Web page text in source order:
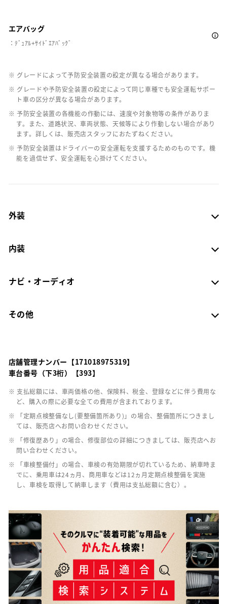
エアバッグ
：ﾃﾞｭｱﾙ+ｻｲﾄﾞｴｱﾊﾞｯｸﾞ
※ グレードによって予防安全装置の設定が異なる場合があります。
※ グレードや予防安全装置の設定によって同じ車種でも安全運転サポー
ト車の区分が異なる場合があります。
※ 予防安全装置の各機能の作動には、速度や対象物等の条件がありま
す。また、道路状況、車両状態、天候等により作動しない場合があり
ます。詳しくは、販売店スタッフにおたずねください。
※ 予防安全装置はドライバーの安全運転を支援するためのものです。機
能を過信せず、安全運転を心掛けてください。
外装
内装
ナビ・オーディオ
その他
店舗管理ナンバー【171018975319】
車台番号（下3桁）【393】
※ 支払総額には、車両価格の他、保険料、税金、登録などに伴う費用な
ど、購入の際に必要な全ての費用が含まれております。
※ 「定期点検整備なし(要整備箇所あり)」の場合、整備箇所につきまし
ては、販売店へお問い合わせください。
※ 「修復歴あり」の場合、修復部位の詳細につきましては、販売店へお
問い合わせください。
※ 「車検整備付」の場合、車検の有効期限が切れているため、納車時ま
でに、乗用車は24ヵ月、商用車などは12ヵ月定期点検整備を実施
し、車検を取得して納車します（費用は支払総額に含む）。